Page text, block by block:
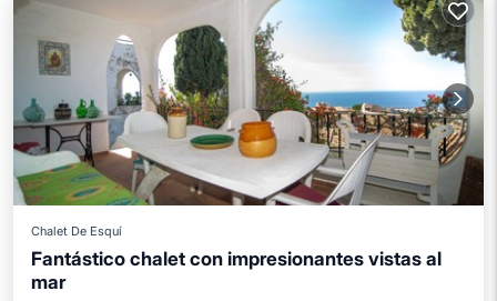
Chalet De Esquí
Fantástico chalet con impresionantes vistas al
mar